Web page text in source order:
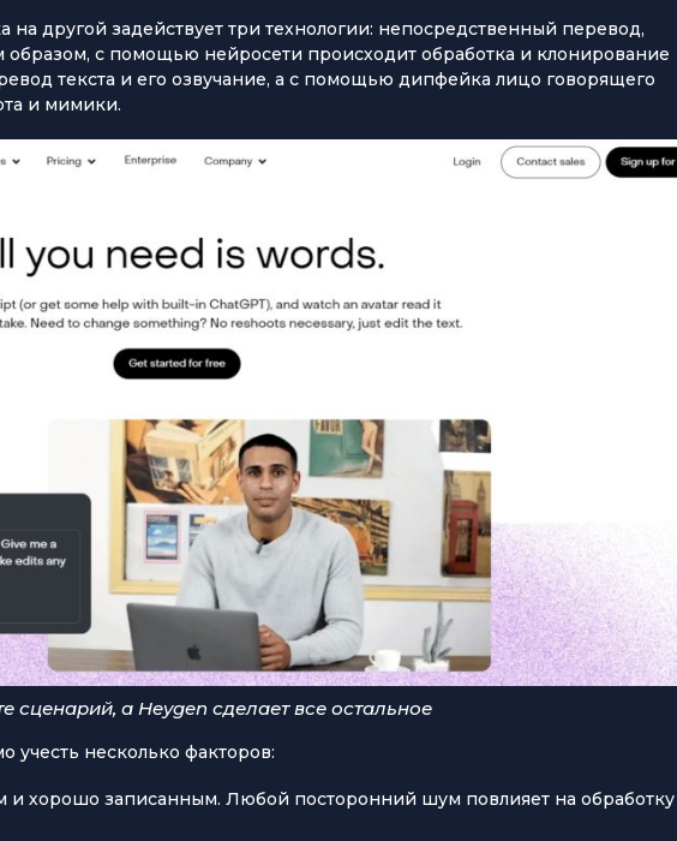
другой задействует три технологии: непосредственный перевод,
образом, с помощью нейросети происходит обработка и клонирование
текста и его озвучание, а с помощью дипфейка лицо говорящего
и мимики.
сценарий, а Heygen сделает все остальное
учесть несколько факторов:
и хорошо записанным. Любой посторонний шум повлияет на